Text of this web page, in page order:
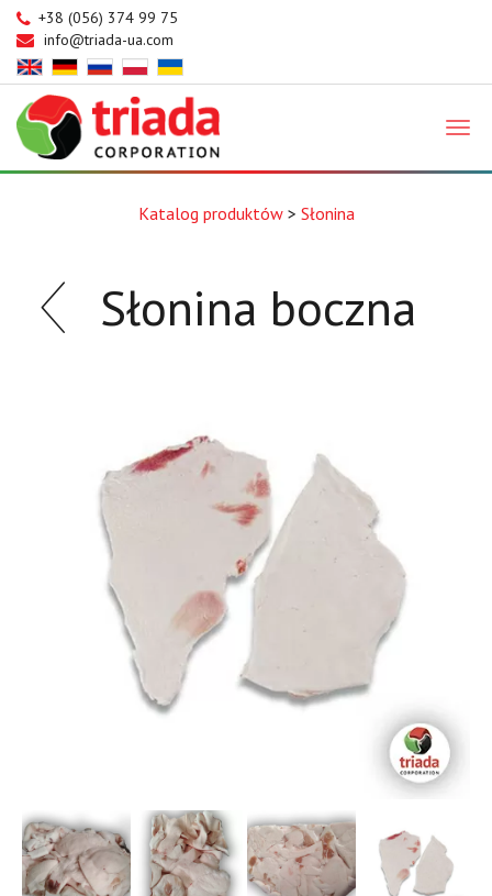
+38 (056) 374 99 75
info@triada-ua.com
Katalog produktów> Słonina
Słonina boczna